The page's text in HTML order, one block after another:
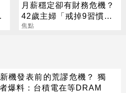
月薪穩定卻有財務危機？
42歲主婦「戒掉9習慣」
存下2000萬
焦點
機發表前的荒謬危機？ 獨
爆料：台積電在等DRAM